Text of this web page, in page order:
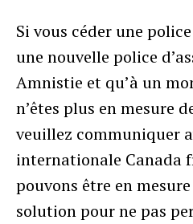
Si vous céder une
une nouvelle police
Amnistie et qu’à un
n’êtes plus en mesure
veuillez communiquer
internationale Canada
pouvons être en
solution pour ne pas